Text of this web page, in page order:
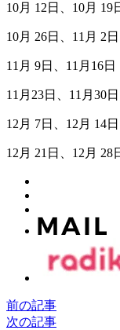
10月 12日、10月 19
10月 26日、11月 2
11月 9日、11月16
11月23日、11月30
12月 7日、12月 14
12月 21日、12月 28
前の記事
次の記事